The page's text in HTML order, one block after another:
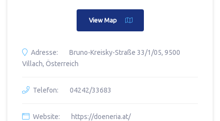
View Map
Adresse:
Bruno-Kreisky-Straße 33/1/05, 9500
Villach, Österreich
Telefon: 04242/33683
Website: https://doeneria.at/